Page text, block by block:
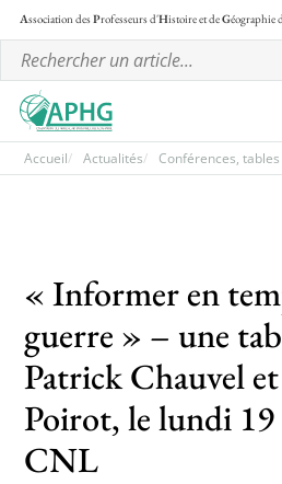
Association desProfesseurs d'Histoire et deGéographie
Les ateliers
Communiqués
Lettre
L’APHG dans
Accueil Actualités Conférences,
« Informer en
guerre » – une
Patrick Chauvel
Poirot, le lundi 19
CNL